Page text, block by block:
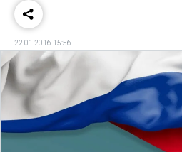
22.01.2016 15:56